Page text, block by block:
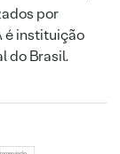
por
é instituição
do Brasil.